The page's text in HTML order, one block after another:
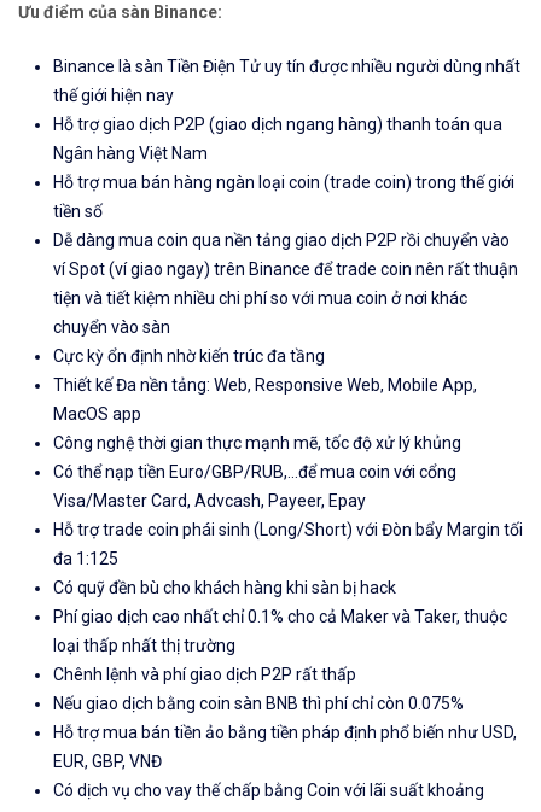
Ưu điểm của sàn Binance:
Binance là sàn Tiền Điện Tử uy tín được nhiều người dùng nhất
thế giới hiện nay
Hỗ trợ giao dịch P2P (giao dịch ngang hàng) thanh toán qua
Ngân hàng Việt Nam
Hỗ trợ mua bán hàng ngàn loại coin (trade coin) trong thế giới
tiền số
Dễ dàng mua coin qua nền tảng giao dịch P2P rồi chuyển vào
ví Spot (ví giao ngay) trên Binance để trade coin nên rất thuận
tiện và tiết kiệm nhiều chi phí so với mua coin ở nơi khác
chuyển vào sàn
Cực kỳ ổn định nhờ kiến trúc đa tầng
Thiết kế Đa nền tảng: Web, Responsive Web, Mobile App,
MacOS app
Công nghệ thời gian thực mạnh mẽ, tốc độ xử lý khủng
Có thể nạp tiền Euro/GBP/RUB,...để mua coin với cổng
Visa/Master Card, Advcash, Payeer, Epay
Hỗ trợ trade coin phái sinh (Long/Short) với Đòn bẩy Margin tối
đa 1:125
Có quỹ đền bù cho khách hàng khi sàn bị hack
Phí giao dịch cao nhất chỉ 0.1% cho cả Maker và Taker, thuộc
loại thấp nhất thị trường
Chênh lệnh và phí giao dịch P2P rất thấp
Nếu giao dịch bằng coin sàn BNB thì phí chỉ còn 0.075%
Hỗ trợ mua bán tiền ảo bằng tiền pháp định phổ biến như USD,
EUR, GBP, VNĐ
Có dịch vụ cho vay thế chấp bằng Coin với lãi suất khoảng